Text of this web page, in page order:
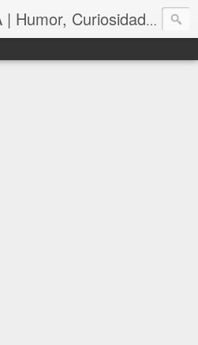
FIRME NA PAÇOCA | Humor, Curiosidades, Tutoriais e Muito mais